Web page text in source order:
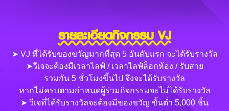
รายละเอียดกิจกรรม VJ
➤ VJ ที่ได้รับของขวัญมากที่สุด 5 อันดับแรก จะได้รับรางวัล
➤วีเจจะต้องมีเวลาไลฟ์ / เวลาไลฟ์ล็อกห้อง / รับสาย
รวมกัน 5 ชั่วโมงขึ้นไป จึงจะได้รับรางวัล
หากไม่ครบตามกำหนดผู้ร่วมกิจกรรมจะไม่ได้รับรางวัล
➤ วีเจที่ได้รับรางวัลจะต้องมีของขวัญ ขั้นต่ำ 5,000 ชิ้น